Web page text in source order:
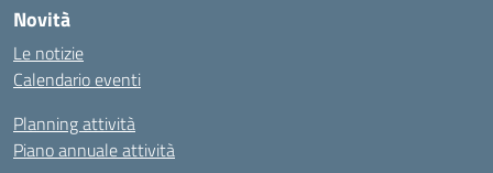
Novità
Le notizie
Calendario eventi
Planning attività
Piano annuale attività